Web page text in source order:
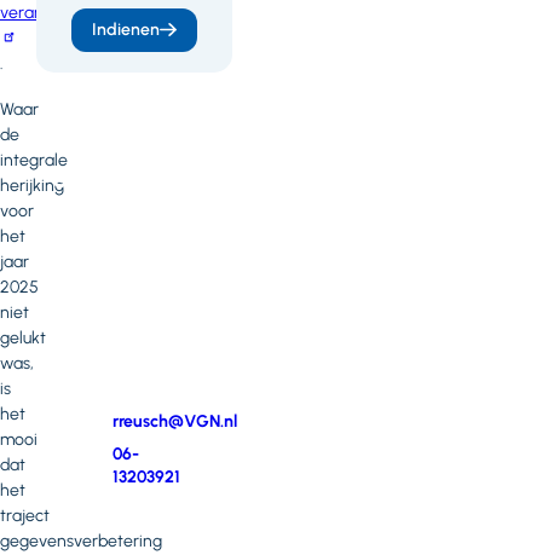
verantwoordingsdocument
.
Waar
de
integrale
herijking
voor
het
jaar
2025
niet
gelukt
was,
is
het
mooi
dat
het
traject
gegevensverbetering
of
of
rreusch@VGN.nl
Telefoonnummer
06-
13203921
Indienen